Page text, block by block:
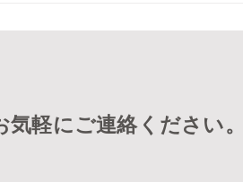
軽にご連絡ください。